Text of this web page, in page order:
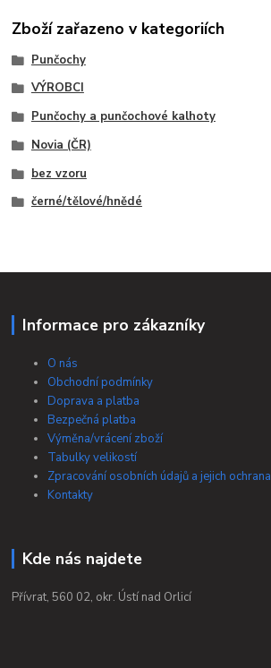
Zboží zařazeno v kategoriích
Punčochy
VÝROBCI
Punčochy a punčochové kalhoty
Novia (ČR)
bez vzoru
černé/tělové/hnědé
Informace pro zákazníky
O nás
Obchodní podmínky
Doprava a platba
Bezpečná platba
Výměna/vrácení zboží
Tabulky velikostí
Zpracování osobních údajů a jejich ochrana
Kontakty
Kde nás najdete
Přívrat, 560 02, okr. Ústí nad Orlicí